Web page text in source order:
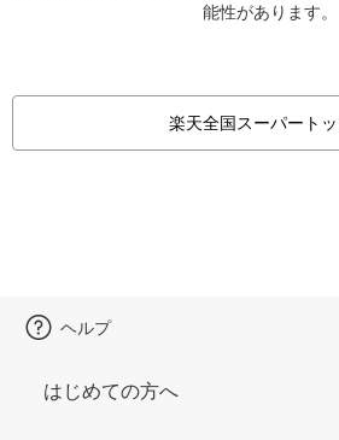
能性があります。
楽天全国スーパート
ヘルプ
はじめての方へ